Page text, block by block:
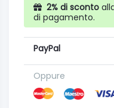
2% di sconto
di pagamento.
PayPal
Oppure